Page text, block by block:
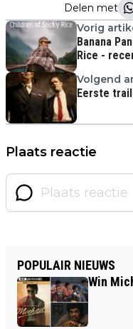
Delen met
Vorig
Banana
Rice -
Volgend
Eerste
Plaats reactie
POPULAIR NIEUWS
Win